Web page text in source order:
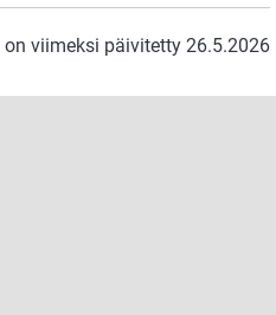
on viimeksi päivitetty 26.5.2026